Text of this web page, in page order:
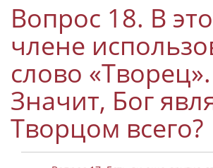
Вопрос 18. В
члене
слово «Творец».
Значит, Бог
Творцом всего?